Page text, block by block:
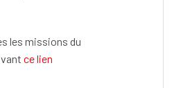
les missions du
ce lien